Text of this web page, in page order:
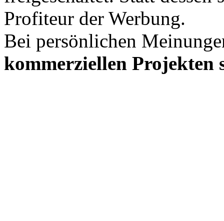
Profiteur der Werbung.
Bei persönlichen
kommerziellen Projekten